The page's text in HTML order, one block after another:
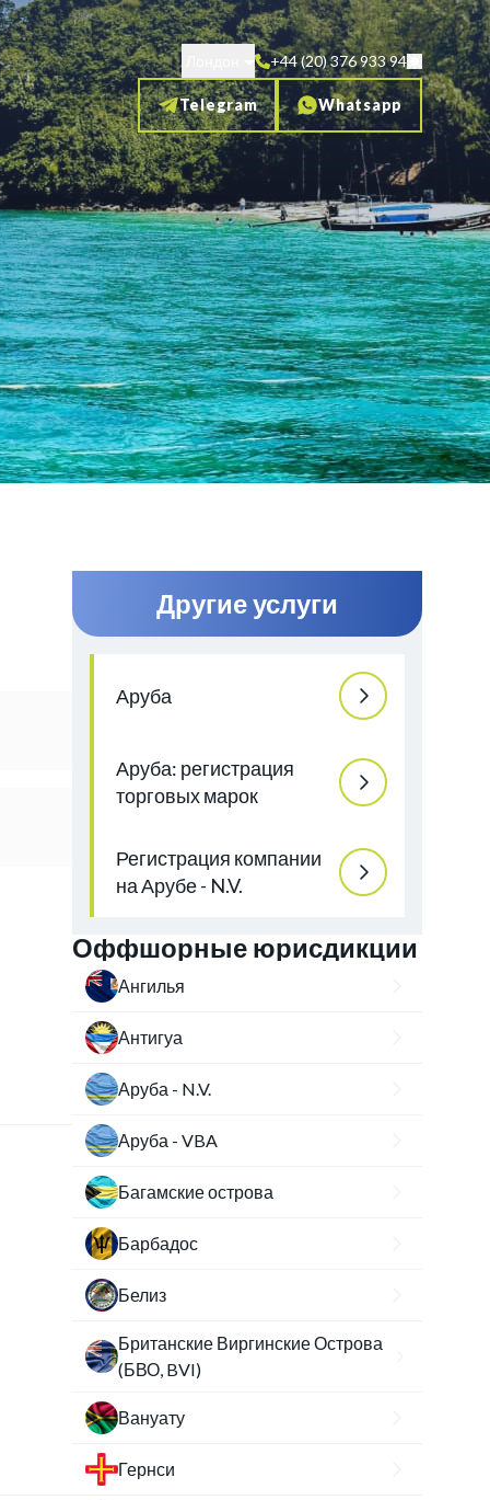
+44 (20) 376 933 94
Telegram Whatsapp
Другие услуги
Аруба
Аруба: регистрация
торговых марок
Регистрация компании
на Арубе - N.V.
Оффшорные юрисдикции
Ангилья
Антигуа
Аруба - N.V.
Аруба - VBA
Багамские острова
Барбадос
Белиз
Британские Виргинские Острова
(БВО, BVI)
Вануату
Гернси